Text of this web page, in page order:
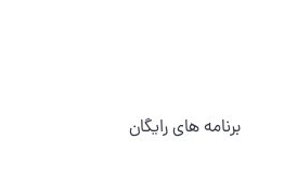
برنامه های رایگان